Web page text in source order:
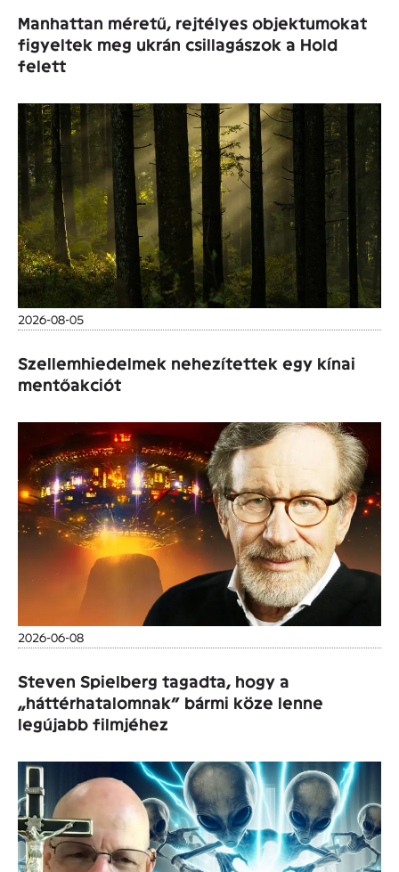
Manhattan méretű, rejtélyes objektumokat
figyeltek meg ukrán csillagászok a Hold
felett
2026-08-05
Szellemhiedelmek nehezítettek egy kínai
mentőakciót
2026-06-08
Steven Spielberg tagadta, hogy a
„háttérhatalomnak” bármi köze lenne
legújabb filmjéhez